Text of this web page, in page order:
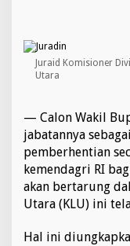
Juraid Komisioner
Utara
— Calon Wakil
jabatannya
pemberhentian
kemendagri RI
akan bertarung
Utara (KLU) ini
Hal ini